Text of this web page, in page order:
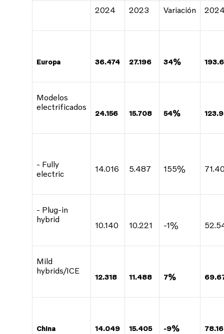
2024 2023 Variación
Europa 36.474 27.196 34%
Modelos
electrificados
24.156 15.708 54%
- Fully
electric
14.016 5.487 155%
- Plug-in
hybrid
10.140 10.221 -1%
Mild
hybrids/ICE
12.318 11.488 7%
China 14.049 15.405 -9%